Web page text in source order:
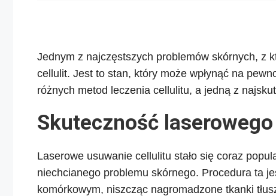
Jednym z najczęstszych problemów skórnych, z
cellulit. Jest to stan, który może wpłynąć na
różnych metod leczenia cellulitu, a jedną z
Skuteczność
Laserowe usuwanie cellulitu stało się coraz
niechcianego problemu skórnego. Procedura ta
komórkowym, niszcząc nagromadzone tkanki